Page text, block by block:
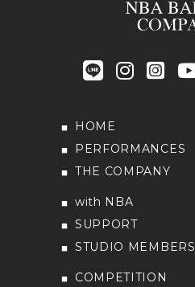
HOME
PERFORMANCES
THE COMPANY
with NBA
SUPPORT
STUDIO MEMBERS
COMPETITION